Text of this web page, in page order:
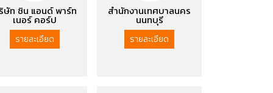
ษัท ชิน แอนด์ พาร์ท
เนอร์ คอร์ป
รายละเอียด
สำนักงานเทศบาลนคร
นนทบุรี
รายละเอียด